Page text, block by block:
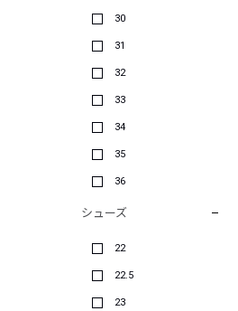
30
31
32
33
34
35
36
シューズ
22
22.5
23